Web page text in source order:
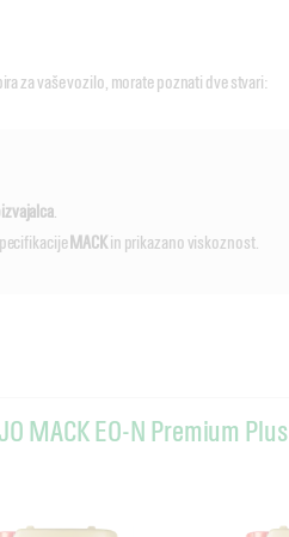
za vaše vozilo, morate poznati dve stvari:
MACKin prikazano viskoznost.
MACK EO-N Premium Plus